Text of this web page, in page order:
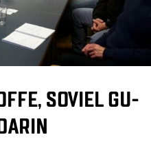
SO­VIEL GU­